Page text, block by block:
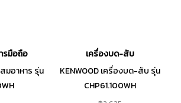
รมือถือ
มอาหาร รุ่น
เครื่องบด-สับ
KENWOOD เครื่องบด-สับ รุ่น
CHP61.100WH